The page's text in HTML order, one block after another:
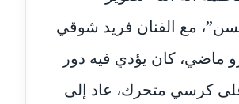
عاصم عرابي
مع الفنان فريد شوقي
ماضي، كان يؤدي فيه دور
كرسي متحرك، عاد إلى